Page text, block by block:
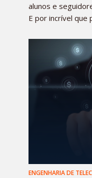
alunos e
E por incrível que
ENGENHARIA DE